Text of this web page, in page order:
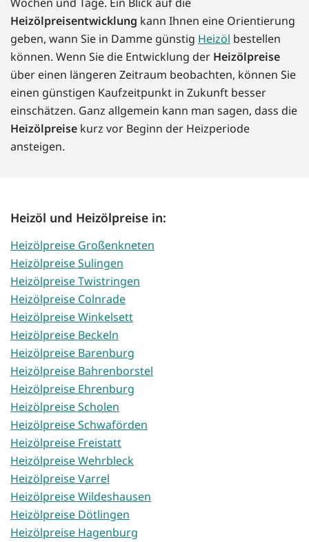
Heizölpreisentwicklung kann Ihnen eine Orientierung
geben, wann Sie in Damme günstig Heizöl bestellen
können. Wenn Sie die Entwicklung der Heizölpreise
über einen längeren Zeitraum beobachten, können Sie
einen günstigen Kaufzeitpunkt in Zukunft besser
einschätzen. Ganz allgemein kann man sagen, dass die
Heizölpreise kurz vor Beginn der Heizperiode
ansteigen.
Heizöl und Heizölpreise in:
Heizölpreise Großenkneten
Heizölpreise Sulingen
Heizölpreise Twistringen
Heizölpreise Colnrade
Heizölpreise Winkelsett
Heizölpreise Beckeln
Heizölpreise Barenburg
Heizölpreise Bahrenborstel
Heizölpreise Ehrenburg
Heizölpreise Scholen
Heizölpreise Schwaförden
Heizölpreise Freistatt
Heizölpreise Wehrbleck
Heizölpreise Varrel
Heizölpreise Wildeshausen
Heizölpreise Dötlingen
Heizölpreise Hagenburg